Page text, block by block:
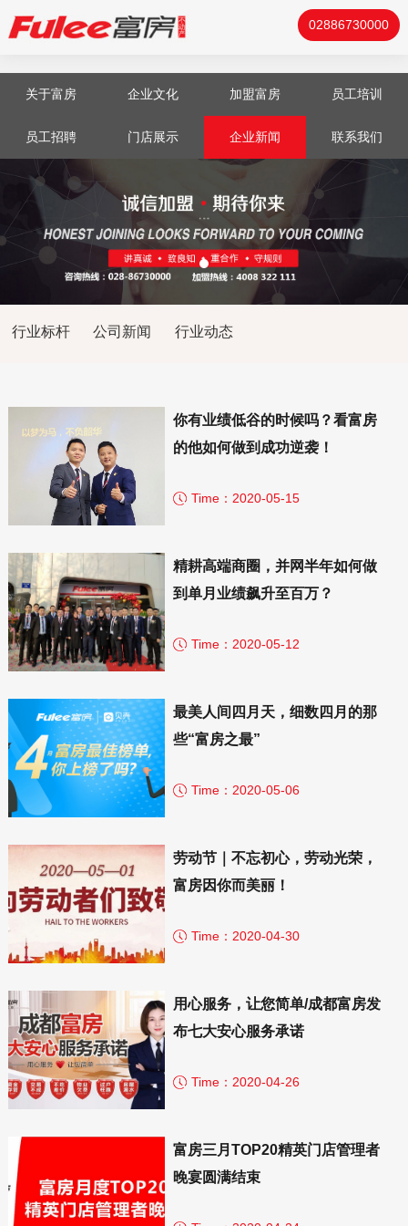
02886730000
关于富房 企业文化 加盟富房 员工培训
员工招聘 门店展示 企业新闻 联系我们
行业标杆 公司新闻 行业动态
你有业绩低谷的时候吗？看富房
的他如何做到成功逆袭！
Time：2020-05-15
精耕高端商圈，并网半年如何做
到单月业绩飙升至百万？
Time：2020-05-12
最美人间四月天，细数四月的那
些“富房之最”
Time：2020-05-06
劳动节｜不忘初心，劳动光荣，
富房因你而美丽！
Time：2020-04-30
用心服务，让您简单/成都富房发
布七大安心服务承诺
Time：2020-04-26
富房三月TOP20精英门店管理者
晚宴圆满结束